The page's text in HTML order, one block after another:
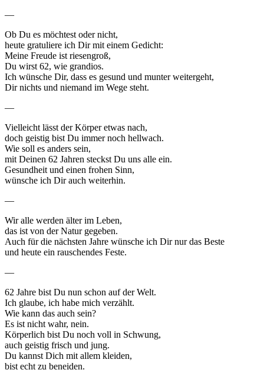
—
Ob Du es möchtest oder nicht,
heute gratuliere ich Dir mit einem Gedicht:
Meine Freude ist riesengroß,
Du wirst 62, wie grandios.
Ich wünsche Dir, dass es gesund und munter weitergeht,
Dir nichts und niemand im Wege steht.
—
Vielleicht lässt der Körper etwas nach,
doch geistig bist Du immer noch hellwach.
Wie soll es anders sein,
mit Deinen 62 Jahren steckst Du uns alle ein.
Gesundheit und einen frohen Sinn,
wünsche ich Dir auch weiterhin.
—
Wir alle werden älter im Leben,
das ist von der Natur gegeben.
Auch für die nächsten Jahre wünsche ich Dir nur das Beste
und heute ein rauschendes Feste.
—
62 Jahre bist Du nun schon auf der Welt.
Ich glaube, ich habe mich verzählt.
Wie kann das auch sein?
Es ist nicht wahr, nein.
Körperlich bist Du noch voll in Schwung,
auch geistig frisch und jung.
Du kannst Dich mit allem kleiden,
bist echt zu beneiden.